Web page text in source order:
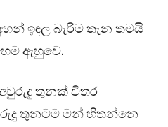
ඉඳල බැරිම තැන තමයි
ඇහුවෙ.
තුනක් විතර
තුනටම මන් හිතන්නෙ